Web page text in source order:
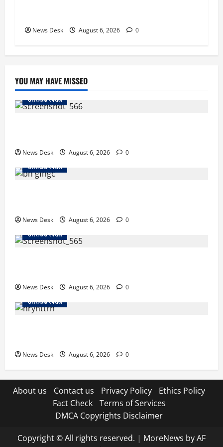
News Desk August 6, 2026 0
YOU MAY HAVE MISSED
उत्तराखंड स्पेशल
News Desk August 6, 2026
0
उत्तराखंड स्पेशल
News Desk August 6, 2026
0
उत्तराखंड स्पेशल
News Desk August 6, 2026
0
उत्तराखंड स्पेशल
News Desk August 6, 2026 0
About us Contact us Privacy Policy
Ethics Policy
Fact Check
Terms of Services
DMCA Copyrights Disclaimer
Copyright © All rights reserved. | MoreNews by AF